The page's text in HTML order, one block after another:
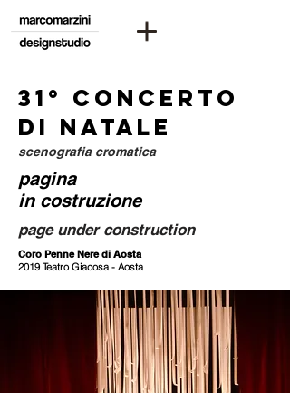
31° concerto
di natale
scenografia cromatica
pagina
in costruzione
page under construction
Coro Penne Nere di Aosta
2019 Teatro Giacosa - Aosta